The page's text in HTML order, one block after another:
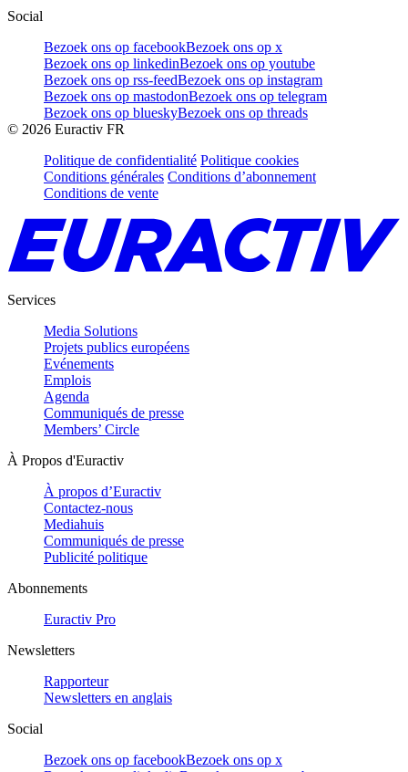
Social
Bezoek ons op facebookBezoek ons op x
Bezoek ons op linkedinBezoek ons op youtube
Bezoek ons op rss-feedBezoek ons op instagram
Bezoek ons op mastodonBezoek ons op telegram
Bezoek ons op blueskyBezoek ons op threads
© 2026 Euractiv FR
Politique de confidentialité Politique cookies
Conditions générales Conditions d’abonnement
Conditions de vente
Services
Media Solutions
Projets publics européens
Evénements
Emplois
Agenda
Communiqués de presse
Members’ Circle
À Propos d'Euractiv
À propos d’Euractiv
Contactez-nous
Mediahuis
Communiqués de presse
Publicité politique
Abonnements
Euractiv Pro
Newsletters
Rapporteur
Newsletters en anglais
Social
Bezoek ons op facebookBezoek ons op x